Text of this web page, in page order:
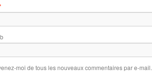
moi de tous les nouveaux commentaires par e-mail.